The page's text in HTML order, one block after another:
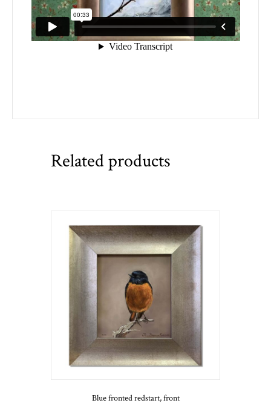
Related products
Blue fronted redstart, front